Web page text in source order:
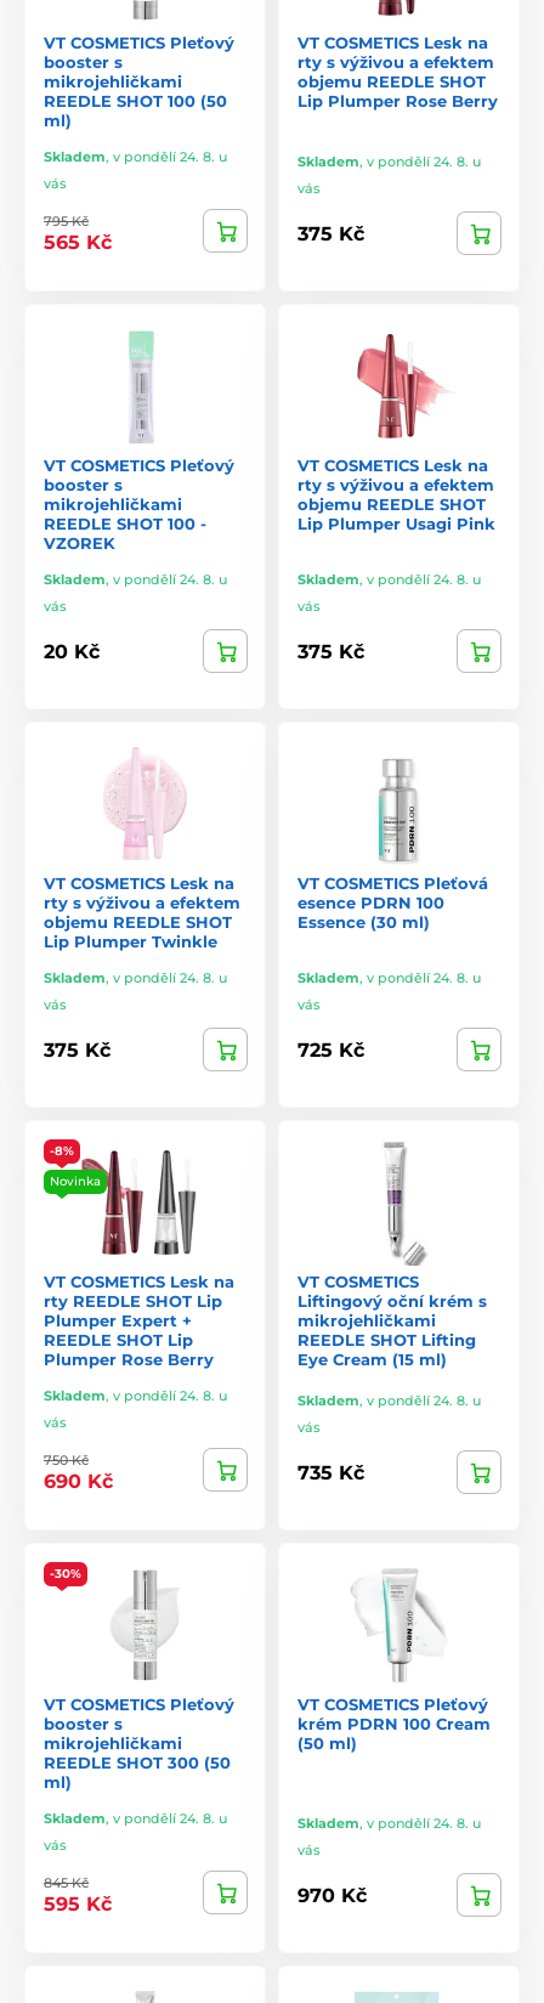
VT COSMETICS Pleťový
booster s
mikrojehličkami
REEDLE SHOT 100 (50
ml)
Skladem, v pondělí 24. 8. u
vás
795 Kč
565 Kč
VT COSMETICS Lesk na
rty s výživou a efektem
objemu REEDLE SHOT
Lip Plumper Rose Berry
Skladem, v pondělí 24. 8. u
vás
375 Kč
VT COSMETICS Pleťový
booster s
mikrojehličkami
REEDLE SHOT 100 -
VZOREK
Skladem, v pondělí 24. 8. u
vás
20 Kč
VT COSMETICS Lesk na
rty s výživou a efektem
objemu REEDLE SHOT
Lip Plumper Usagi Pink
Skladem, v pondělí 24. 8. u
vás
375 Kč
VT COSMETICS Lesk na
rty s výživou a efektem
objemu REEDLE SHOT
Lip Plumper Twinkle
Skladem, v pondělí 24. 8. u
vás
375 Kč
VT COSMETICS Pleťová
esence PDRN 100
Essence (30 ml)
Skladem, v pondělí 24. 8. u
vás
725 Kč
-8%
Novinka
VT COSMETICS Lesk na
rty REEDLE SHOT Lip
Plumper Expert +
REEDLE SHOT Lip
Plumper Rose Berry
Skladem, v pondělí 24. 8. u
vás
750 Kč
690 Kč
VT COSMETICS
Liftingový oční krém s
mikrojehličkami
REEDLE SHOT Lifting
Eye Cream (15 ml)
Skladem, v pondělí 24. 8. u
vás
735 Kč
-30%
VT COSMETICS Pleťový
booster s
mikrojehličkami
REEDLE SHOT 300 (50
ml)
Skladem, v pondělí 24. 8. u
vás
845 Kč
595 Kč
VT COSMETICS Pleťový
krém PDRN 100 Cream
(50 ml)
Skladem, v pondělí 24. 8. u
vás
970 Kč